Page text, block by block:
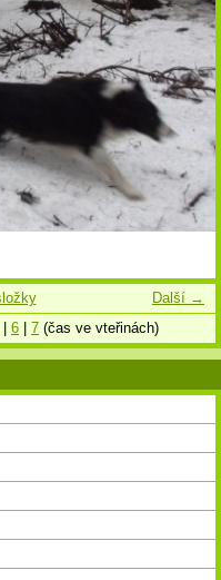
Další →
| 6 | 7 (čas ve vteřinách)